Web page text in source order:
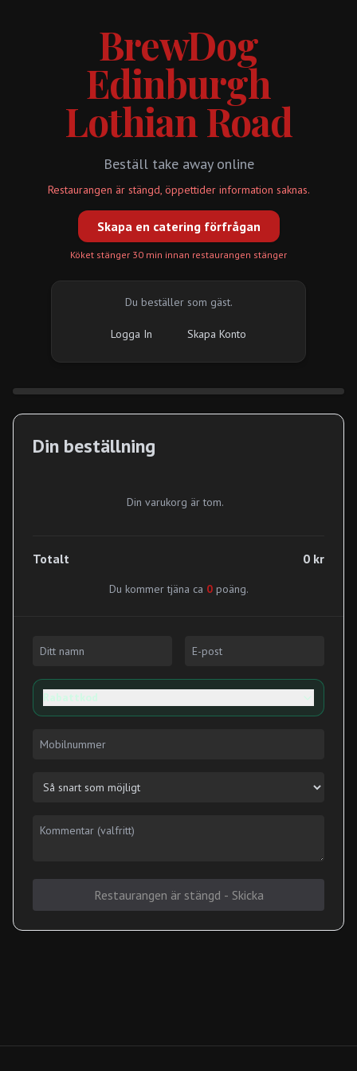
BrewDog
Edinburgh
Lothian Road
Beställ take away online
Restaurangen är stängd, öppettider information saknas.
Skapa en catering förfrågan
Köket stänger 30 min innan restaurangen stänger
Du beställer som gäst.
Logga In Skapa Konto
Din beställning
Din varukorg är tom.
Totalt 0 kr
Du kommer tjäna ca 0poäng.
Rabattkod
Restaurangen är stängd - Skicka